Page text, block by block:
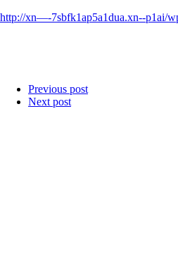
http://xn—-7sbfk1ap5a1dua.xn--p1ai/
Previous post
Next post